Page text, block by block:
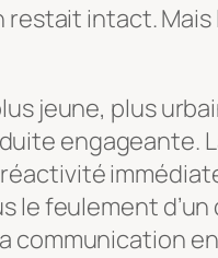
intact.
jeune, plus
le feulement
communication